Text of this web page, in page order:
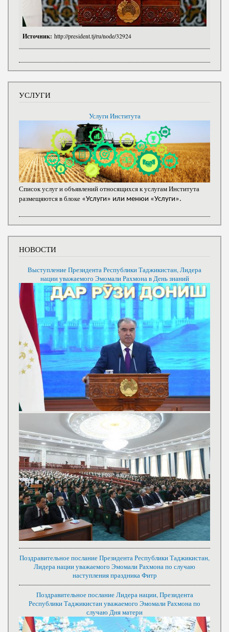
Источник: http://president.tj/ru/node/32924
УСЛУГИ
Услуги Института
Список услуг и объявлений относящихся к услугам Института
размещяются в блоке «Услуги» или менюи «Услуги».
НОВОСТИ
Выступление Президента Республики Таджикистан, Лидера
нации уважаемого Эмомали Рахмона в День знаний
Поздравительное послание Президента Республики Таджикистан,
Лидера нации уважаемого Эмомали Рахмона по случаю
наступления праздника Фитр
Поздравительное послание Лидера нации, Президента
Республики Таджикистан уважаемого Эмомали Рахмона по
случаю Дня матери